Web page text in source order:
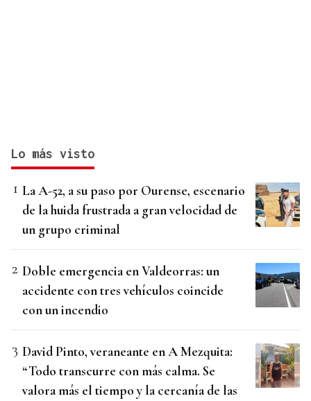
Lo más visto
La A-52, a su paso por Ourense, escenario
de la huida frustrada a gran velocidad de
un grupo criminal
Doble emergencia en Valdeorras: un
accidente con tres vehículos coincide
con un incendio
David Pinto, veraneante en A Mezquita:
“Todo transcurre con más calma. Se
valora más el tiempo y la cercanía de las